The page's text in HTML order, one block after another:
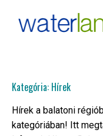
Kategória: Hírek
Hírek a balatoni
kategóriában! Itt